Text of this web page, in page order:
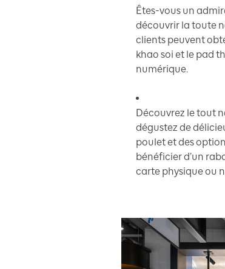
Êtes-vous un
découvrir la toute
clients peuvent
khao soi et le pad
numérique.
Découvrez le tout
dégustez de
poulet et des
bénéficier d’un
carte physique ou